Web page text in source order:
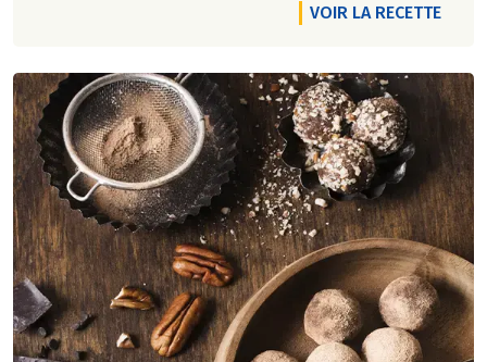
VOIR LA RECETTE